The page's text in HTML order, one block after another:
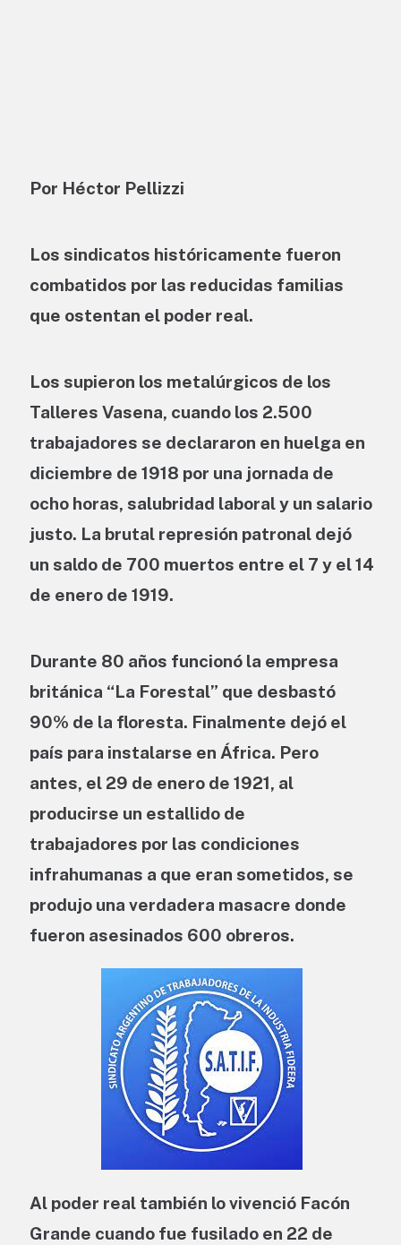
Por Héctor Pellizzi
Los sindicatos históricamente fueron
combatidos por las reducidas familias
que ostentan el poder real.
Los supieron los metalúrgicos de los
Talleres Vasena, cuando los 2.500
trabajadores se declararon en huelga en
diciembre de 1918 por una jornada de
ocho horas, salubridad laboral y un salario
justo. La brutal represión patronal dejó
un saldo de 700 muertos entre el 7 y el 14
de enero de 1919.
Durante 80 años funcionó la empresa
británica “La Forestal” que desbastó
90% de la floresta. Finalmente dejó el
país para instalarse en África. Pero
antes, el 29 de enero de 1921, al
producirse un estallido de
trabajadores por las condiciones
infrahumanas a que eran sometidos, se
produjo una verdadera masacre donde
fueron asesinados 600 obreros.
Al poder real también lo vivenció Facón
Grande cuando fue fusilado en 22 de